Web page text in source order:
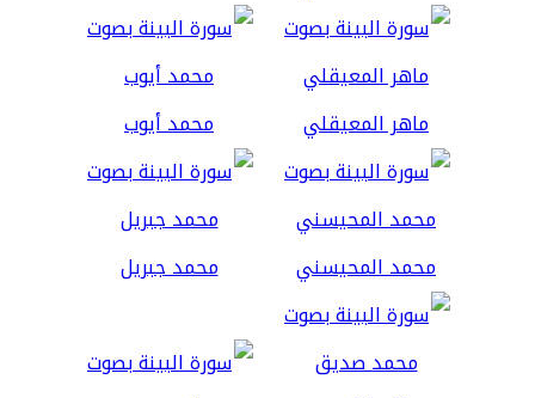
ماهر المعيقلي محمد أيوب
محمد المحيسني محمد جبريل